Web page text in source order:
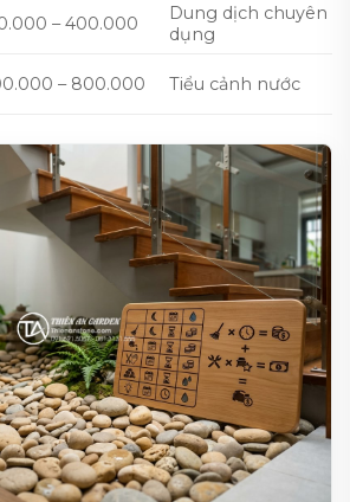
– 400.000
Dung dịch chuyên
dụng
– 800.000 Tiểu cảnh nước